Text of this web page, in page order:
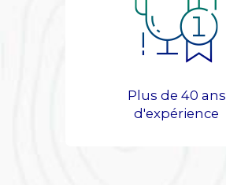
Plus de 40 ans
d'expérience